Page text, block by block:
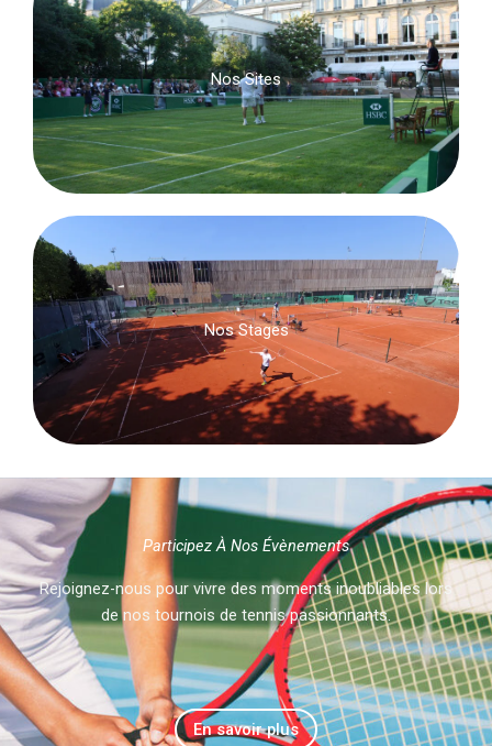
Nos Sites
Nos Stages
Participez À Nos Évènements
Rejoignez-nous pour vivre des moments inoubliables lors
de nos tournois de tennis passionnants.
En savoir plus